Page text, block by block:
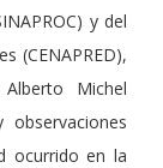
y del
(CENAPRED),
Michel
ocurrido en la